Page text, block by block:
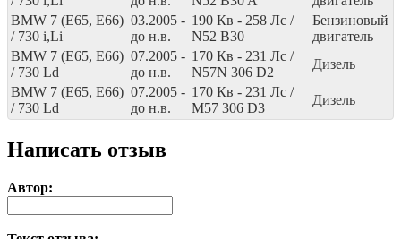
BMW 7 (E65, E66)
/ 730 i,Li
03.2005 -
до н.в.
190 Кв - 258 Лс /
N52 B30
Бензиновый
двигатель
BMW 7 (E65, E66)
/ 730 Ld
07.2005 -
до н.в.
170 Кв - 231 Лс /
N57N 306 D2
Дизель
BMW 7 (E65, E66)
/ 730 Ld
07.2005 -
до н.в.
170 Кв - 231 Лс /
M57 306 D3
Дизель
Написать отзыв
Автор: